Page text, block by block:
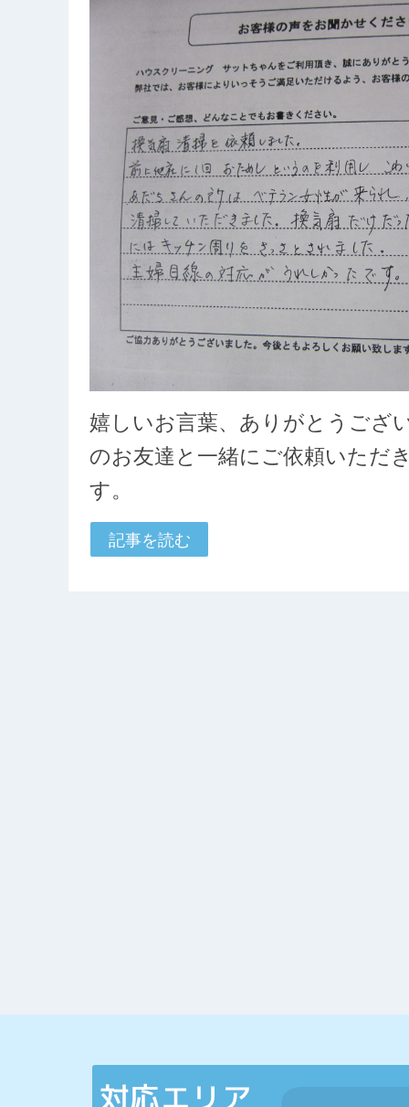
嬉しいお言葉、ありがとうご
のお友達と一緒にご依頼いただ
す。
記事を読む